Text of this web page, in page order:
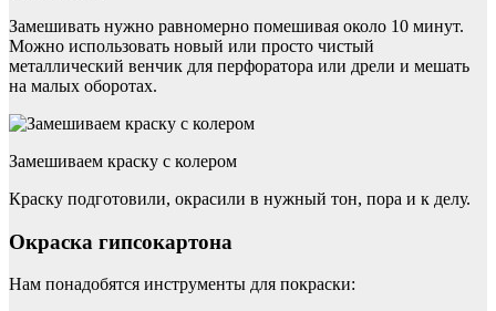
Замешивать нужно равномерно помешивая около 10 минут.
Можно использовать новый или просто чистый
металлический венчик для перфоратора или дрели и мешать
на малых оборотах.
Замешиваем краску с колером
Краску подготовили, окрасили в нужный тон, пора и к делу.
Окраска гипсокартона
Нам понадобятся инструменты для покраски: